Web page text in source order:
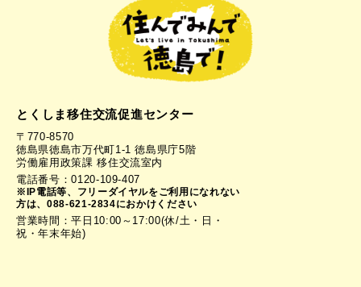
とくしま移住交流促進センター
〒770-8570
徳島県徳島市万代町1-1 徳島県庁5階
労働雇用政策課 移住交流室内
電話番号：0120-109-407
※IP電話等、フリーダイヤルをご利用になれない
方は、088-621-2834におかけください
営業時間：平日10:00～17:00(休/土・日・
祝・年末年始)